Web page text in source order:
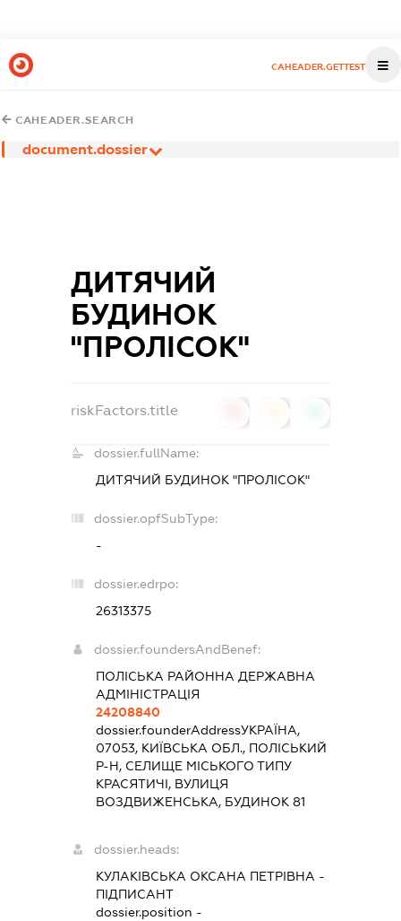
CAHEADER.GETTEST
CAHEADER.SEARCH
document.dossier
ДИТЯЧИЙ
БУДИНОК
"ПРОЛІСОК"
riskFactors.title
dossier.fullName:
ДИТЯЧИЙ БУДИНОК "ПРОЛІСОК"
dossier.opfSubType:
-
dossier.edrpo:
26313375
dossier.foundersAndBenef:
ПОЛІСЬКА РАЙОННА ДЕРЖАВНА
АДМІНІСТРАЦІЯ
24208840
dossier.founderAddressУКРАЇНА,
07053, КИЇВСЬКА ОБЛ., ПОЛІСЬКИЙ
Р-Н, СЕЛИЩЕ МІСЬКОГО ТИПУ
КРАСЯТИЧІ, ВУЛИЦЯ
ВОЗДВИЖЕНСЬКА, БУДИНОК 81
dossier.heads:
КУЛАКІВСЬКА ОКСАНА ПЕТРІВНА -
ПІДПИСАНТ
dossier.position -